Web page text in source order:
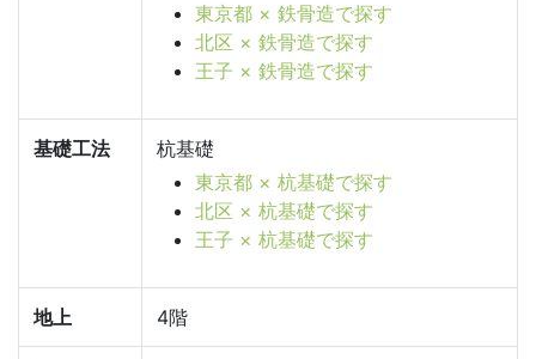
東京都 × 鉄骨造で探す
北区 × 鉄骨造で探す
王子 × 鉄骨造で探す
基礎工法
杭基礎
東京都 × 杭基礎で探す
北区 × 杭基礎で探す
王子 × 杭基礎で探す
地上 4階